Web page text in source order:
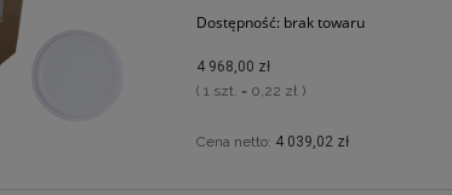
Dostępność: brak towaru
4 968,00 zł
( 1 szt. = 0,22 zł )
Cena netto: 4 039,02 zł